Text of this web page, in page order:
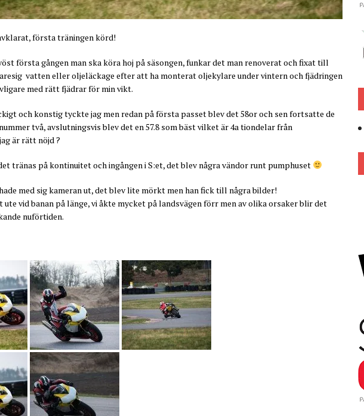
första träningen körd!
första gången man ska köra hoj på säsongen, funkar det man renoverat och fixat till
vatten eller oljeläckage efter att ha monterat oljekylare under vintern och fjädringen
med rätt fjädrar för min vikt.
och konstig tyckte jag men redan på första passet blev det 58or och sen fortsatte de
två, avslutningsvis blev det en 57.8 som bäst vilket är 4a tiondelar från
är rätt nöjd ?
tränas på kontinuitet och ingången i S:et, det blev några vändor runt pumphuset
med sig kameran ut, det blev lite mörkt men han fick till några bilder!
ute vid banan på länge, vi åkte mycket på landsvägen förr men av olika orsaker blir det
nuförtiden.